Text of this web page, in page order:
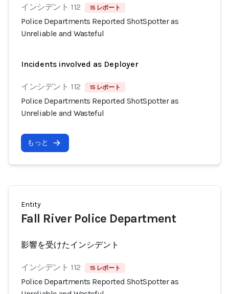
インシデント 112 15 レポート
Police Departments Reported ShotSpotter as
Unreliable and Wasteful
Incidents involved as Deployer
インシデント 112 15 レポート
Police Departments Reported ShotSpotter as
Unreliable and Wasteful
もっと
Entity
Fall River Police Department
影響を受けたインシデント
インシデント 112 15 レポート
Police Departments Reported ShotSpotter as